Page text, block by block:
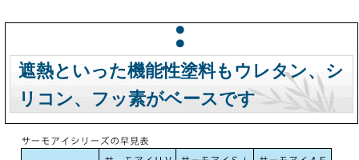
遮熱といった機能性塗料もウレタン、シ
リコン、フッ素がベースです